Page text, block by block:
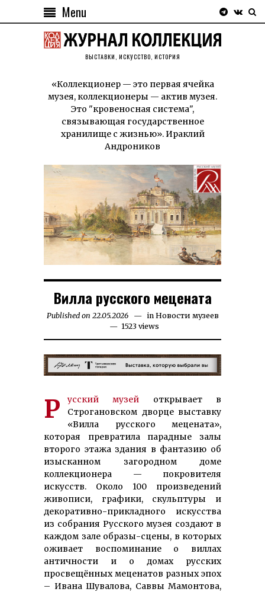
Menu
ВЫСТАВКИ, ИСКУССТВО, ИСТОРИЯ
«Коллекционер — это первая ячейка
музея, коллекционеры — актив музея.
Это "кровеносная система",
связывающая государственное
хранилище с жизнью». Ираклий
Андроников
Вилла русского мецената
Published on 22.05.202615.07.2026
in Новости музеев
1523 views
Русский музей открывает в
Строгановском дворце выставку
«Вилла русского мецената»,
которая превратила парадные залы
второго этажа здания в фантазию об
изысканном загородном доме
коллекционера — покровителя
искусств. Около 100 произведений
живописи, графики, скульптуры и
декоративно-прикладного искусства
из собрания Русского музея создают в
каждом зале образы-сцены, в которых
оживает воспоминание о виллах
античности и о домах русских
просвещённых меценатов разных эпох
– Ивана Шувалова, Саввы Мамонтова,